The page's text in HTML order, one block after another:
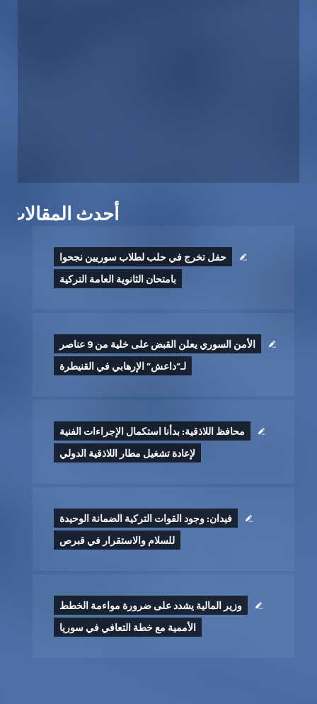
أحدث المقالات
حفل تخرج في حلب لطلاب سوريين نجحوا
بامتحان الثانوية العامة التركية
الأمن السوري يعلن القبض على خلية من 9 عناصر
لـ”داعش” الإرهابي في القنيطرة
محافظ اللاذقية: بدأنا استكمال الإجراءات الفنية
لإعادة تشغيل مطار اللاذقية الدولي
فيدان: وجود القوات التركية الضمانة الوحيدة
للسلام والاستقرار في قبرص
وزير المالية يشدد على ضرورة مواءمة الخطط
الأممية مع خطة التعافي في سوريا